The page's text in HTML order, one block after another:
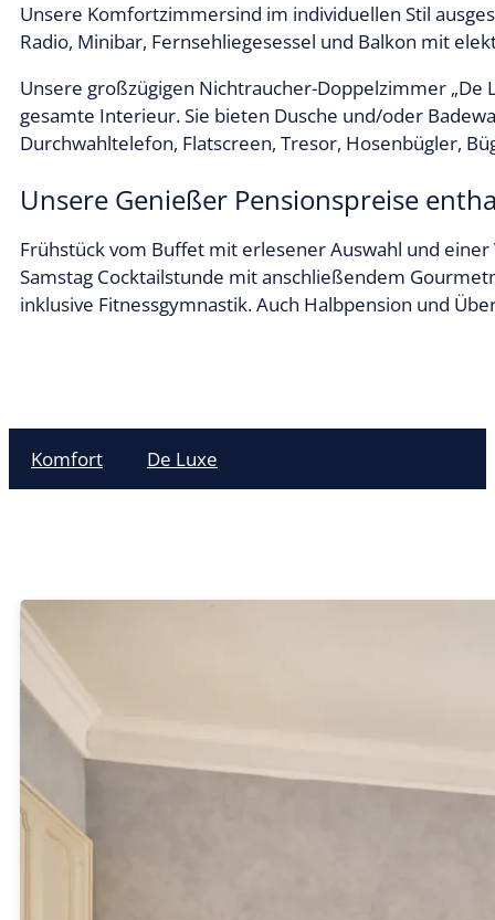
Unsere Komfortzimmersind im individuellen Stil
Radio, Minibar, Fernsehliegesessel und Balkon mit
Unsere großzügigen Nichtraucher-Doppelzimmer
gesamte Interieur. Sie bieten Dusche und/oder
Durchwahltelefon, Flatscreen, Tresor, Hosenbügler,
Unsere Genießer Pensionspreise
Frühstück vom Buffet mit erlesener Auswahl und
Samstag Cocktailstunde mit anschließendem
inklusive Fitnessgymnastik. Auch Halbpension und
Komfort De Luxe